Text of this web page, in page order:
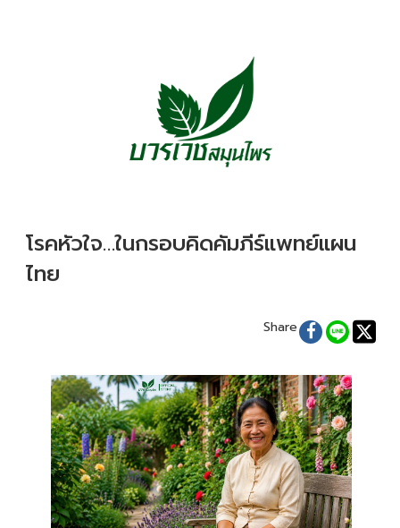
โรคหัวใจ…ในกรอบคิดคัมภีร์แพทย์แผน
ไทย
Share